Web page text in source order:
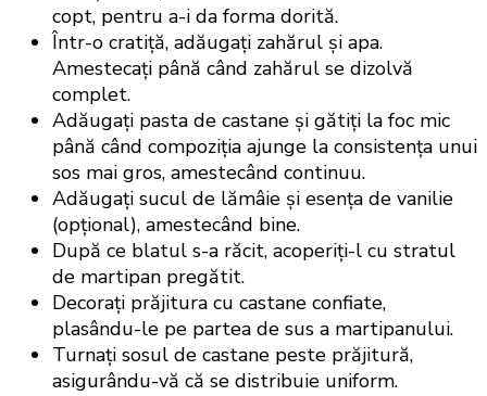
copt, pentru a-i da forma dorită.
Într-o cratiță, adăugați zahărul și apa.
Amestecați până când zahărul se dizolvă
complet.
Adăugați pasta de castane și gătiți la foc mic
până când compoziția ajunge la consistența unui
sos mai gros, amestecând continuu.
Adăugați sucul de lămâie și esența de vanilie
(opțional), amestecând bine.
După ce blatul s-a răcit, acoperiți-l cu stratul
de martipan pregătit.
Decorați prăjitura cu castane confiate,
plasându-le pe partea de sus a martipanului.
Turnați sosul de castane peste prăjitură,
asigurându-vă că se distribuie uniform.